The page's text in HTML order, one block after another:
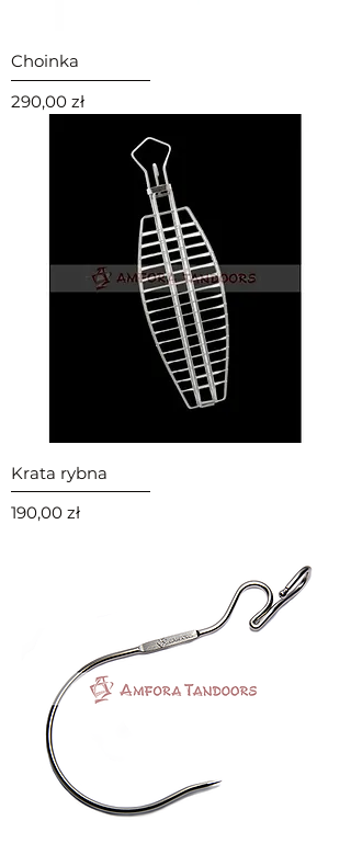
Choinka
Cena
290,00 zł
Krata rybna
Cena
190,00 zł